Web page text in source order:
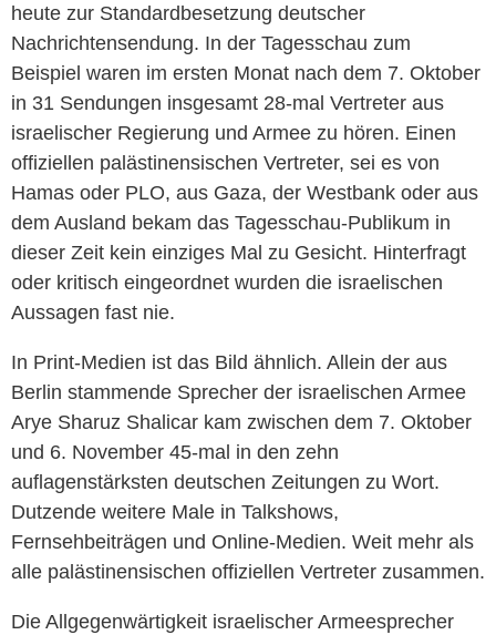
heute zur Standardbesetzung deutscher
Nachrichtensendung. In der Tagesschau zum
Beispiel waren im ersten Monat nach dem 7. Oktober
in 31 Sendungen insgesamt 28-mal Vertreter aus
israelischer Regierung und Armee zu hören. Einen
offiziellen palästinensischen Vertreter, sei es von
Hamas oder PLO, aus Gaza, der Westbank oder aus
dem Ausland bekam das Tagesschau-Publikum in
dieser Zeit kein einziges Mal zu Gesicht. Hinterfragt
oder kritisch eingeordnet wurden die israelischen
Aussagen fast nie.
In Print-Medien ist das Bild ähnlich. Allein der aus
Berlin stammende Sprecher der israelischen Armee
Arye Sharuz Shalicar kam zwischen dem 7. Oktober
und 6. November 45-mal in den zehn
auflagenstärksten deutschen Zeitungen zu Wort.
Dutzende weitere Male in Talkshows,
Fernsehbeiträgen und Online-Medien. Weit mehr als
alle palästinensischen offiziellen Vertreter zusammen.
Die Allgegenwärtigkeit israelischer Armeesprecher